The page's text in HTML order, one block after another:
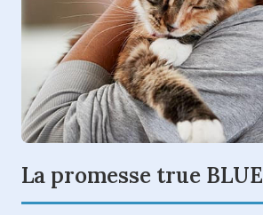
La promesse true BLUE